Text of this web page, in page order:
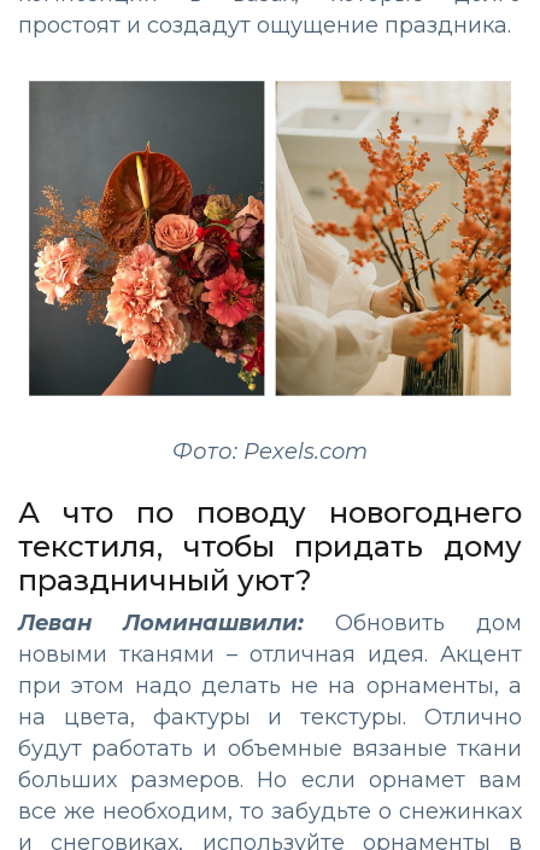
простоят и создадут ощущение праздника.
Фото: Pexels.com
А что по поводу новогоднего
текстиля, чтобы придать дому
праздничный уют?
Леван Ломинашвили: Обновить дом
новыми тканями – отличная идея. Акцент
при этом надо делать не на орнаменты, а
на цвета, фактуры и текстуры. Отлично
будут работать и объемные вязаные ткани
больших размеров. Но если орнамет вам
все же необходим, то забудьте о снежинках
и снеговиках, используйте орнаменты в